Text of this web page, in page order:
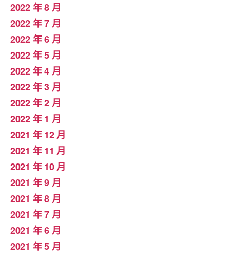
2022 年 8 月
2022 年 7 月
2022 年 6 月
2022 年 5 月
2022 年 4 月
2022 年 3 月
2022 年 2 月
2022 年 1 月
2021 年 12 月
2021 年 11 月
2021 年 10 月
2021 年 9 月
2021 年 8 月
2021 年 7 月
2021 年 6 月
2021 年 5 月